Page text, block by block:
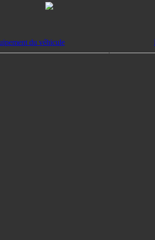
du véhicule